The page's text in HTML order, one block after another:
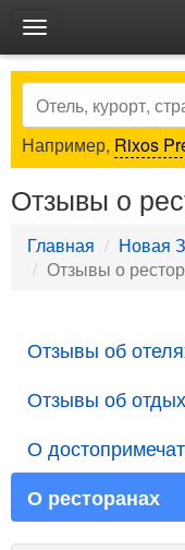
Toggle
navigation
Search
Например, Rixos
Отзывы о
Главная Новая
Отзывы о
Отзывы об
Отзывы об
О
О ресторанах